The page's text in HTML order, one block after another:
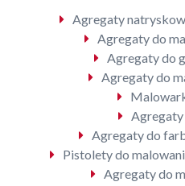
Agregaty
Agregaty do
Agregaty do
Agregaty do
Agregaty do
Pistolety do
Agregaty do